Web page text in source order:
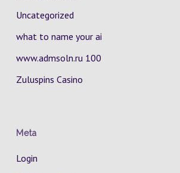
Uncategorized
what to name your ai
www.admsoln.ru 100
Zuluspins Casino
Meta
Login